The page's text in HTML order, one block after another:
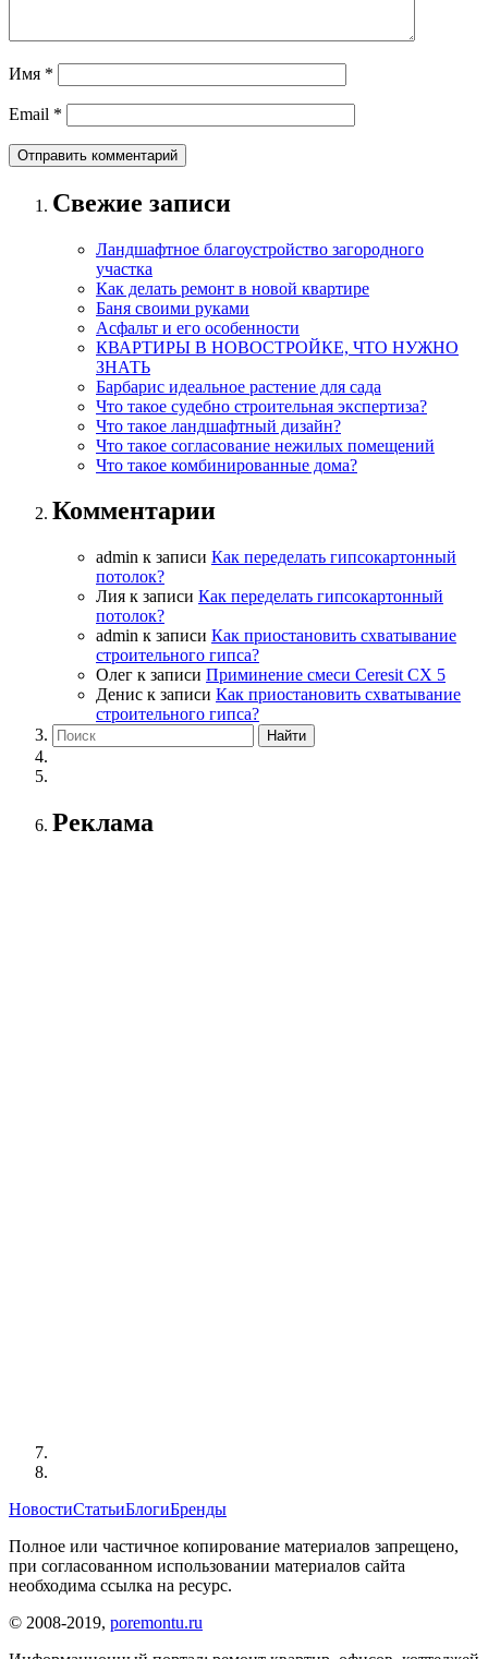
Имя *
Email *
Свежие записи
Ландшафтное благоустройство загородного
участка
Как делать ремонт в новой квартире
Баня своими руками
Асфальт и его особенности
КВАРТИРЫ В НОВОСТРОЙКЕ, ЧТО НУЖНО
ЗНАТЬ
Барбарис идеальное растение для сада
Что такое судебно строительная экспертиза?
Что такое ландшафтный дизайн?
Что такое согласование нежилых помещений
Что такое комбинированные дома?
Комментарии
admin к записи Как переделать гипсокартонный
потолок?
Лия к записи Как переделать гипсокартонный
потолок?
admin к записи Как приостановить схватывание
строительного гипса?
Олег к записи Приминение смеси Ceresit СХ 5
Денис к записи Как приостановить схватывание
строительного гипса?
Реклама
НовостиСтатьиБлогиБренды
Полное или частичное копирование материалов запрещено,
при согласованном использовании материалов сайта
необходима ссылка на ресурс.
© 2008-2019, poremontu.ru